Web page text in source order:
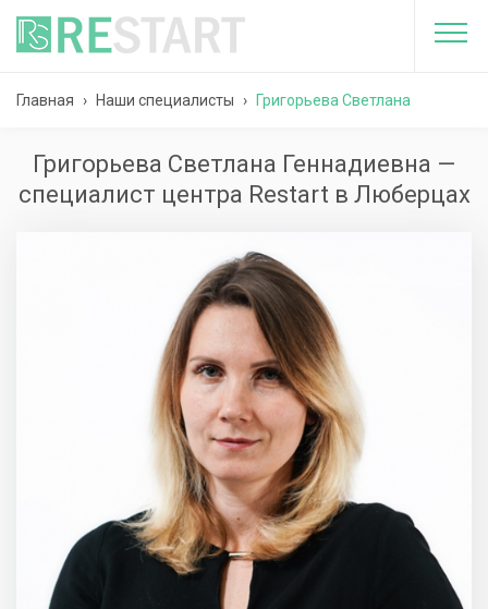
Главная › Наши специалисты › Григорьева Светлана
Геннадиевна
Григорьева Светлана Геннадиевна —
специалист центра Restart в Люберцах